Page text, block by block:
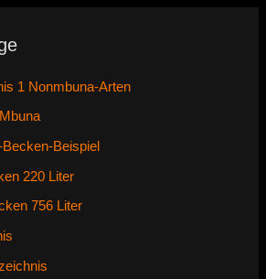
1 Nonmbuna-Arten
Beispiel
220 Liter
756 Liter